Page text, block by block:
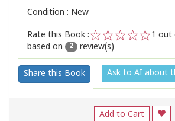
Condition : New
Rate this Book :
2
1
1 out
based on
2 review(s)
Share this Book Ask to AI about
Add to Cart